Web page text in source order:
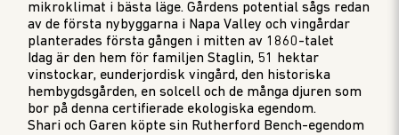
mikroklimat i bästa läge. Gårdens potentialsågs redan
avde första nybyggarna i Napa Valley och vingårdar
planterades första gången i mitten av 1860-talet
Idag ärden hem för familjen Staglin, 51 hektar
vinstockar, eunderjordisk vingård, den historiska
hembygdsgården, en solcell och de många djuren som
bor på denna certifierade ekologiska egendom.
Shari och Garen köpte sin Rutherford Bench-egendom